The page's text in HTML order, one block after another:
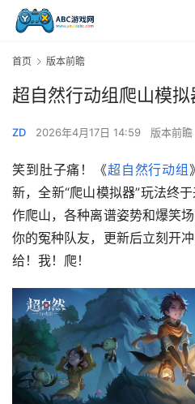
首页 版本前瞻
超自然行动组爬山模
ZD 2026年4月17日 14:59 版本前瞻
笑到肚子痛！《超自然行动组
新，全新“爬山模拟器”玩法终
作爬山，各种离谱姿势和爆笑
你的冤种队友，更新后立刻开
给！我！爬！